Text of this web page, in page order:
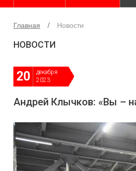
Главная Новости
НОВОСТИ
20
декабря
2023
Андрей Клычков: «Вы –